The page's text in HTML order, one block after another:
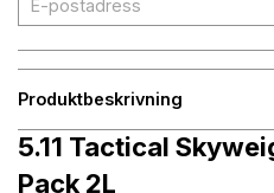
Produktbeskrivning
5.11 Tactical
Pack 2L